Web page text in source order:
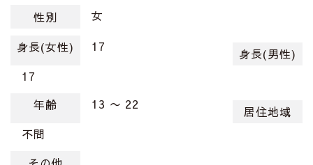
性別 女
身長(女性) 17
身長(男性)
17
年齢
13 〜 22
居住地域
不問